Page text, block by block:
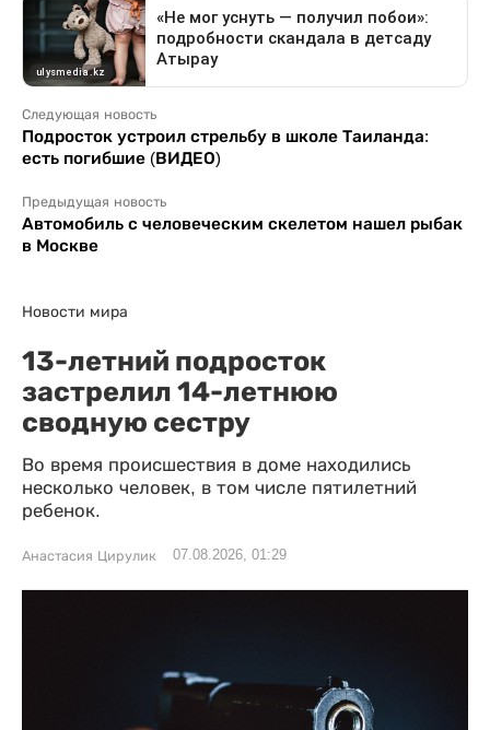
Следующая новость
Подросток устроил стрельбу в школе Таиланда:
есть погибшие (ВИДЕО)
Предыдущая новость
Автомобиль с человеческим скелетом нашел рыбак
в Москве
Новости мира
13-летний подросток
застрелил 14-летнюю
сводную сестру
Во время происшествия в доме находились
несколько человек, в том числе пятилетний
ребенок.
Анастасия Цирулик 07.08.2026, 01:29